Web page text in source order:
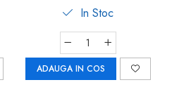
In Stoc
ADAUGA IN COS